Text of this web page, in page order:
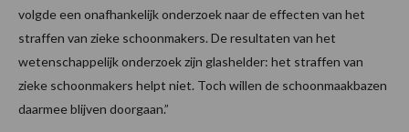
volgde een onafhankelijk onderzoek naar de effecten van het
straffen van zieke schoonmakers. De resultaten van het
wetenschappelijk onderzoek zijn glashelder: het straffen van
zieke schoonmakers helpt niet. Toch willen de schoonmaakbazen
daarmee blijven doorgaan.”